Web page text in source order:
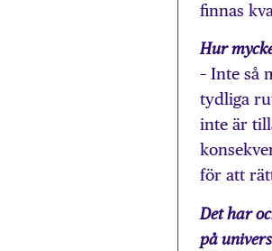
finnas
Hur
– Inte så
tydliga
inte är
för att
Det har
på